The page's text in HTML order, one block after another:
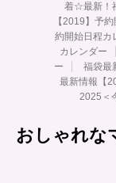
着☆最新！
【2019】予
約開始日程カ
カレンダー
ー
福袋最
最新情報【
2025＜
おしゃれな